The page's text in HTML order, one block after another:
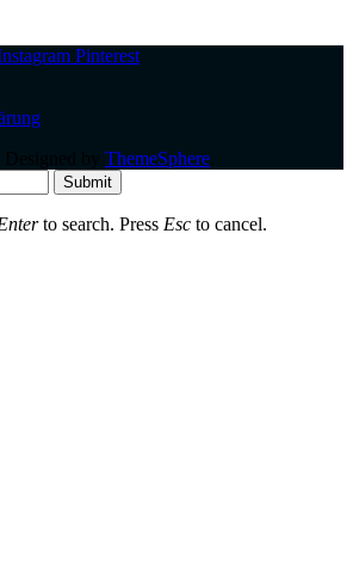
Pinterest
ThemeSphere
Submit
to search. Press Esc to cancel.